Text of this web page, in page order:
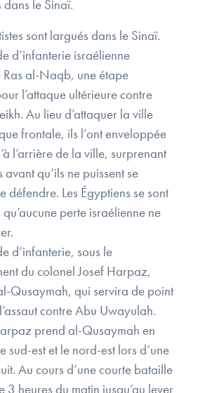
le Sinaï.
sont largués dans le Sinaï.
d’infanterie israélienne
Ras al-Naqb, une étape
l’attaque ultérieure contre
Au lieu d’attaquer la ville
frontale, ils l’ont enveloppée
l’arrière de la ville, surprenant
avant qu’ils ne puissent se
défendre. Les Égyptiens se sont
perte israélienne ne
d’infanterie, sous le
du colonel Josef Harpaz,
Qusaymah, qui servira de point
contre Abu Uwayulah.
prend al-Qusaymah en
sud-est et le nord-est lors d’une
Au cours d’une courte bataille
3 heures du matin jusqu’au lever